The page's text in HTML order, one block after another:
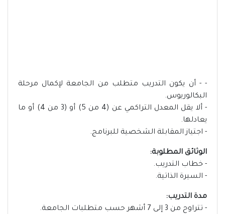
- - أن يكون التدريب متطلب من الجامعة لإكمال مرحلة
البكالوريوس.
- ألا يقل المعدل التراكمي عن (4 من 5) أو (3 من 4) أو ما
يعادلها.
- اجتياز المقابلة الشخصية للبرنامج.
الوثائق المطلوبة:
- خطاب التدريب.
- السيرة الذاتية.
مدة التدريب:
- تتراوح من 3 إلى 7 أشهر حسب متطلبات الجامعة.